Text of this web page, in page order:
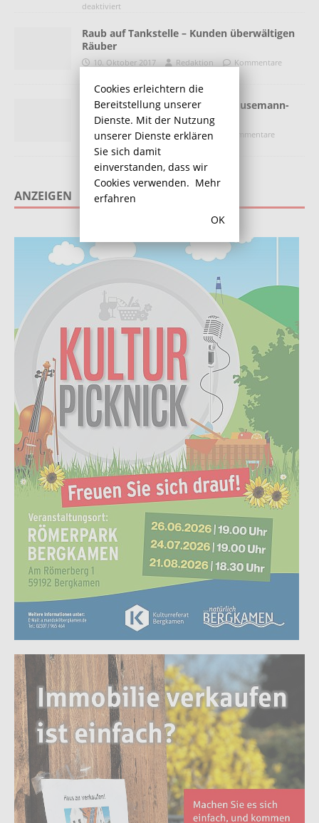
deaktiviert
Raub auf Tankstelle – Kunden überwältigen
Räuber
10. Oktober 2017 Redaktion
Kommentare
Baustellentoilette an der Fritz-Husemann-
Straße abgebrannt
11. Januar 2017 Redaktion
Kommentare
deaktiviert
ANZEIGEN
Cookies erleichtern die
Bereitstellung unserer
Dienste. Mit der Nutzung
unserer Dienste erklären
Sie sich damit
einverstanden, dass wir
Cookies verwenden. Mehr
erfahren
OK